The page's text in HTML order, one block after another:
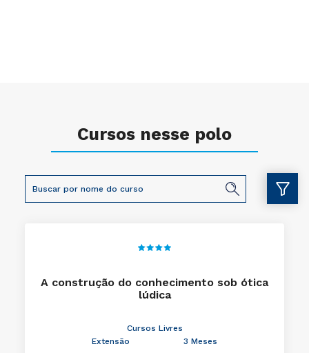
Cursos nesse polo
A construção do conhecimento sob ótica
lúdica
Cursos Livres
Extensão
3 Meses